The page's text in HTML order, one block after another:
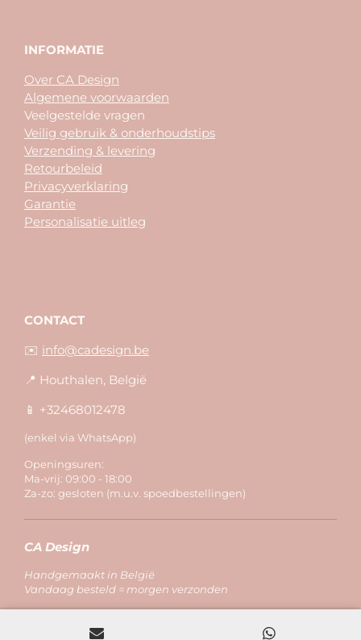
INFORMATIE
Over CA Design
Algemene voorwaarden
Veelgestelde vragen
Veilig gebruik & onderhoudstips
Verzending & levering
Retourbeleid
Privacyverklaring
Garantie
Personalisatie uitleg
CONTACT
✉️ info@cadesign.be
📍 Houthalen, België
📱 +32468012478
(enkel via WhatsApp)
Openingsuren:
Ma-vrij: 09:00 - 18:00
Za-zo: gesloten (m.u.v. spoedbestellingen)
CA Design
Handgemaakt in België
Vandaag besteld = morgen verzonden
Verzonden met: Bpost, DPD, Mondial Relay